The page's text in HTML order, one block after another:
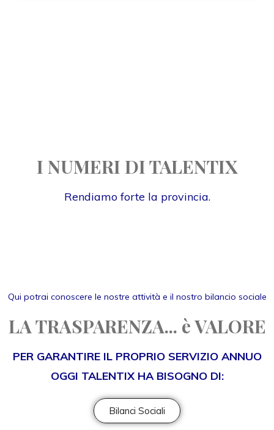
I NUMERI DI TALENTIX
Rendiamo forte la provincia.
Qui potrai conoscere le nostre attività e il nostro bilancio sociale
LA TRASPARENZA... è VALORE
PER GARANTIRE IL PROPRIO SERVIZIO ANNUO
OGGI TALENTIX HA BISOGNO DI:
Bilanci Sociali